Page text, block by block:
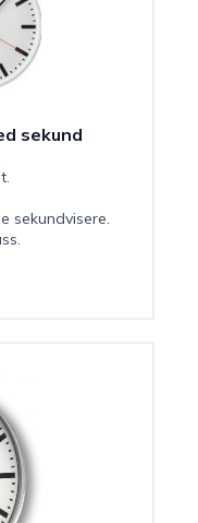
sekund
sekundvisere.